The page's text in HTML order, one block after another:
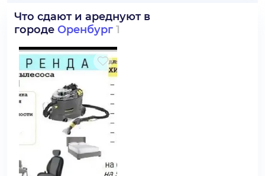
Что сдают и ареднуют в
городе Оренбург 1